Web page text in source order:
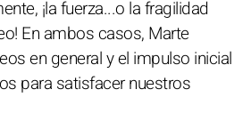
¡la fuerza...o la fragilidad
En ambos casos, Marte
en general y el impulso inicial
para satisfacer nuestros